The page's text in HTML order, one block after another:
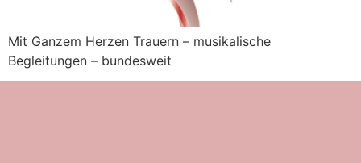
Mit Ganzem Herzen Trauern – musikalische
Begleitungen – bundesweit